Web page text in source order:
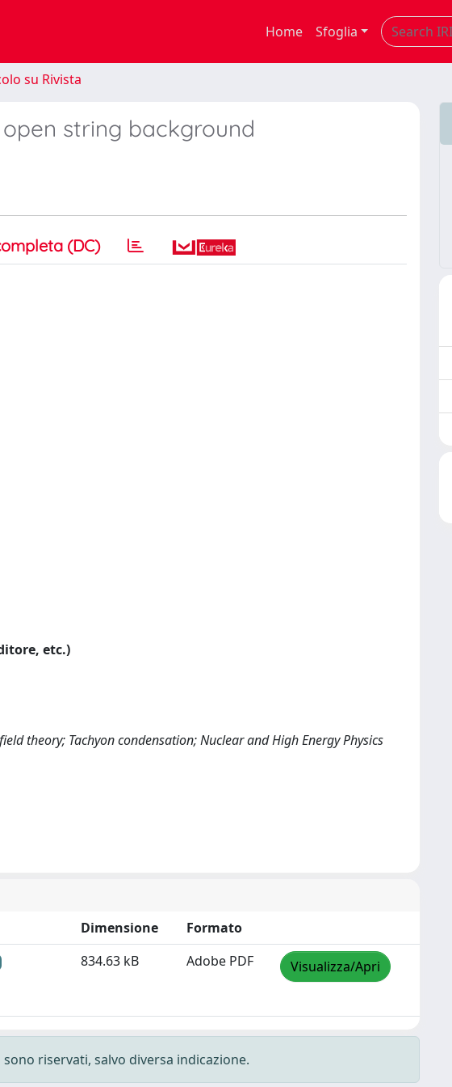
Home Sfoglia
su Rivista
string background
(DC)
etc.)
theory; Tachyon condensation; Nuclear and High Energy Physics
Dimensione
Formato
834.63 kB Adobe PDF Visualizza/Apri
riservati, salvo diversa indicazione.